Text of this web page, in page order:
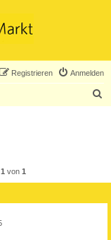
Anmelden
Registrieren
1 von 1